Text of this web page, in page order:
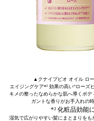
▲クナイプビオ オイル ロー
エイジングケア*² 効果の高い“ローズ
キメの整ったなめらかな肌へ導くボ
ガントな香りがお手入れの
*² 化粧品効能
湿気で広がりやすい髪にまとまりを